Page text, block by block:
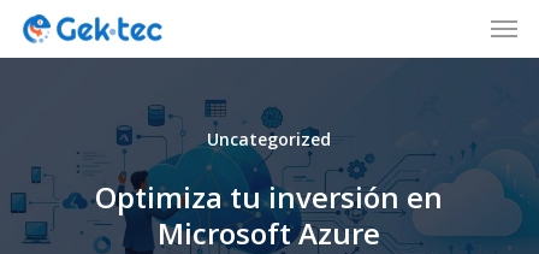
Skip
Uncategorized
Optimiza tu inversión en
Microsoft Azure